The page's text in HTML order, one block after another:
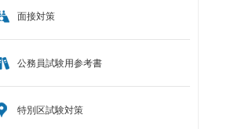
面接対策
公務員試験用参考書
特別区試験対策